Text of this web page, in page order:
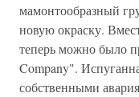
мамонтообразный
новую окраску.
теперь можно было
Company".
собственными